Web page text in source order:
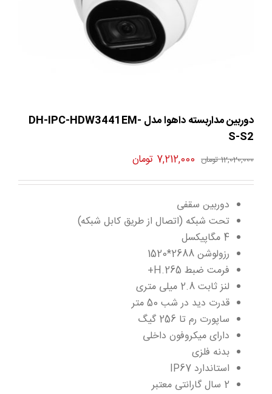
دوربین مداربسته داهوا مدل DH-IPC-HDW3441EM-
S-S2
12,020,000تومان قیمت
بود.
7,212,000 تومانقیمت
دوربین سقفی
تحت شبکه (اتصال از طریق کابل شبکه)
4 مگاپیکسل
رزولوشن 2688*1520
فرمت ضبط H.265+
لنز ثابت 2.8 میلی متری
قدرت دید در شب 50 متر
ساپورت رم تا 256 گیگ
دارای میکروفون داخلی
بدنه فلزی
استاندارد IP67
2 سال گارانتی معتبر